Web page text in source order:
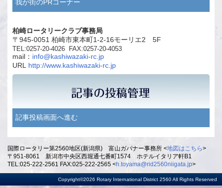
我が街のPRコーナー
柏崎ロータリークラブ事務局
〒945-0051 柏崎市東本町1-2-16モーリエ2 5F
TEL:0257-20-4026 FAX:0257-20-4053
mail： info@kashiwazaki-rc.jp
URL http://www.kashiwazaki-rc.jp
記事投稿画面へ進む
国際ロータリー第2560地区(新潟県) 富山ガバナー事務所 <地図はこちら>
〒951-8061 新潟市中央区西堀通七番町1574 ホテルイタリア軒B1
TEL:025-222-2561 FAX:025-222-2565 <h.toyama@rid2560niigata.jp>
Copyright©2026 Rotary International District 2560 All Rights Reserved